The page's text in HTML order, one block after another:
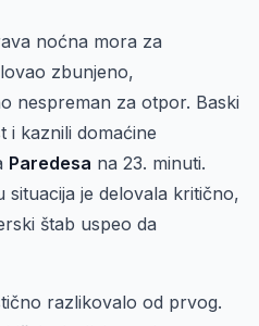
noćna mora za
zbunjeno,
nespreman za otpor. Baski
i kaznili domaćine
Paredesa na 23. minuti.
je delovala kritično,
štab uspeo da
razlikovalo od prvog.